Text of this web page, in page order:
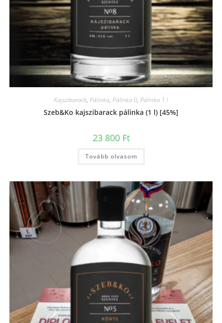
Kajszibarack, Pálinka, Pálinka 0, Pálinka 1 l
Szeb&Ko kajszibarack pálinka (1 l) [45%]
23 800 Ft
Tovább olvasom